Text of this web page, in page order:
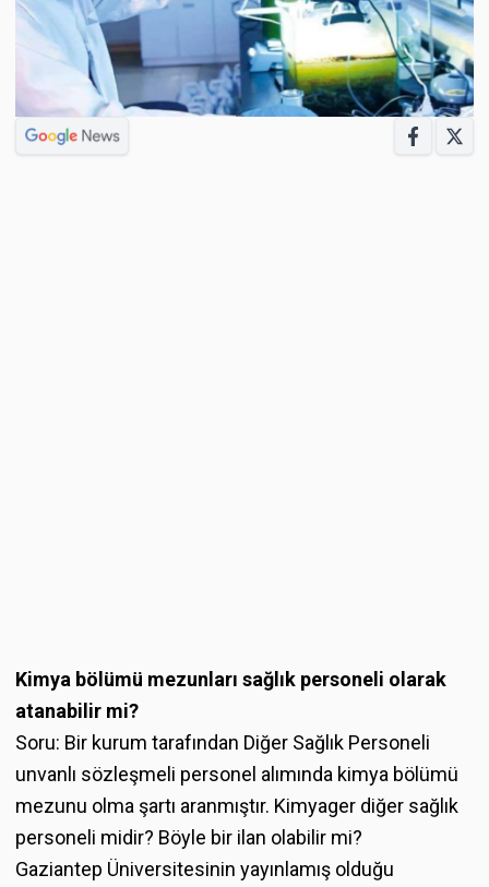
Kimya bölümü mezunları sağlık personeli olarak
atanabilir mi?
Soru: Bir kurum tarafından Diğer Sağlık Personeli
unvanlı sözleşmeli personel alımında kimya bölümü
mezunu olma şartı aranmıştır. Kimyager diğer sağlık
personeli midir? Böyle bir ilan olabilir mi?
Gaziantep Üniversitesinin yayınlamış olduğu